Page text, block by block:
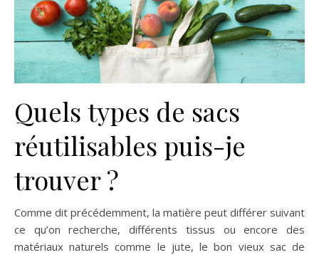
Quels types de sacs
réutilisables puis-je
trouver ?
Comme dit précédemment, la matière peut différer suivant
ce qu’on recherche, différents tissus ou encore des
matériaux naturels comme le jute, le bon vieux sac de